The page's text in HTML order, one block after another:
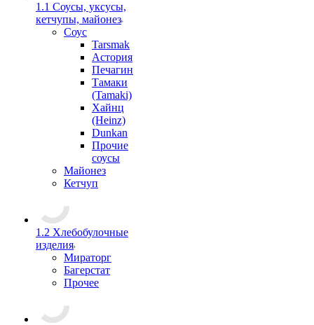
1.1 Соусы, уксусы,
кетчупы, майонез
Соус
Tarsmak
Астория
Печагин
Тамаки
(Tamaki)
Хайнц
(Heinz)
Dunkan
Прочие
соусы
Майонез
Кетчуп
1.2 Хлебобулочные
изделия
Мираторг
Багерстат
Прочее